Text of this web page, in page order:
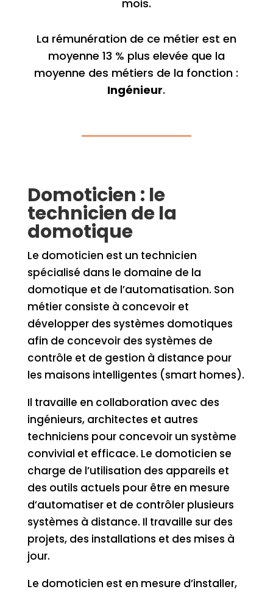
mois.
La rémunération de ce métier est en
moyenne 13 % plus elevée que la
moyenne des métiers de la fonction :
Ingénieur.
Domoticien : le
technicien de la
domotique
Le domoticien est un technicien
spécialisé dans le domaine de la
domotique et de l’automatisation. Son
métier consiste à concevoir et
développer des systèmes domotiques
afin de concevoir des systèmes de
contrôle et de gestion à distance pour
les maisons intelligentes (smart homes).
Il travaille en collaboration avec des
ingénieurs, architectes et autres
techniciens pour concevoir un système
convivial et efficace. Le domoticien se
charge de l’utilisation des appareils et
des outils actuels pour être en mesure
d’automatiser et de contrôler plusieurs
systèmes à distance. Il travaille sur des
projets, des installations et des mises à
jour.
Le domoticien est en mesure d’installer,